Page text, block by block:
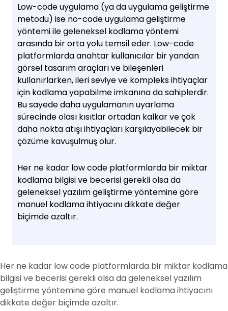
Low-code uygulama (ya da uygulama geliştirme
metodu) ise no-code uygulama geliştirme
yöntemi ile geleneksel kodlama yöntemi
arasında bir orta yolu temsil eder. Low-code
platformlarda anahtar kullanıcılar bir yandan
görsel tasarım araçları ve bileşenleri
kullanırlarken, ileri seviye ve kompleks ihtiyaçlar
için kodlama yapabilme imkanına da sahiplerdir.
Bu sayede daha uygulamanın uyarlama
sürecinde olası kısıtlar ortadan kalkar ve çok
daha nokta atışı ihtiyaçları karşılayabilecek bir
çözüme kavuşulmuş olur.
Her ne kadar low code platformlarda bir miktar
kodlama bilgisi ve becerisi gerekli olsa da
geleneksel yazılım geliştirme yöntemine göre
manuel kodlama ihtiyacını dikkate değer
biçimde azaltır.
Her ne kadar low code platformlarda bir miktar kodlama
bilgisi ve becerisi gerekli olsa da geleneksel yazılım
geliştirme yöntemine göre manuel kodlama ihtiyacını
dikkate değer biçimde azaltır.